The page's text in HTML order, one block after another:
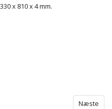
x 810 x 4 mm.
Næste